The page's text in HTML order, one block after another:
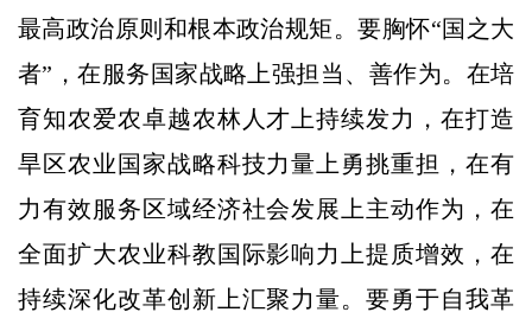
最高政治原则和根本政治规矩。要胸怀“国之大
者”，在服务国家战略上强担当、善作为。在培
育知农爱农卓越农林人才上持续发力，在打造
旱区农业国家战略科技力量上勇挑重担，在有
力有效服务区域经济社会发展上主动作为，在
全面扩大农业科教国际影响力上提质增效，在
持续深化改革创新上汇聚力量。要勇于自我革